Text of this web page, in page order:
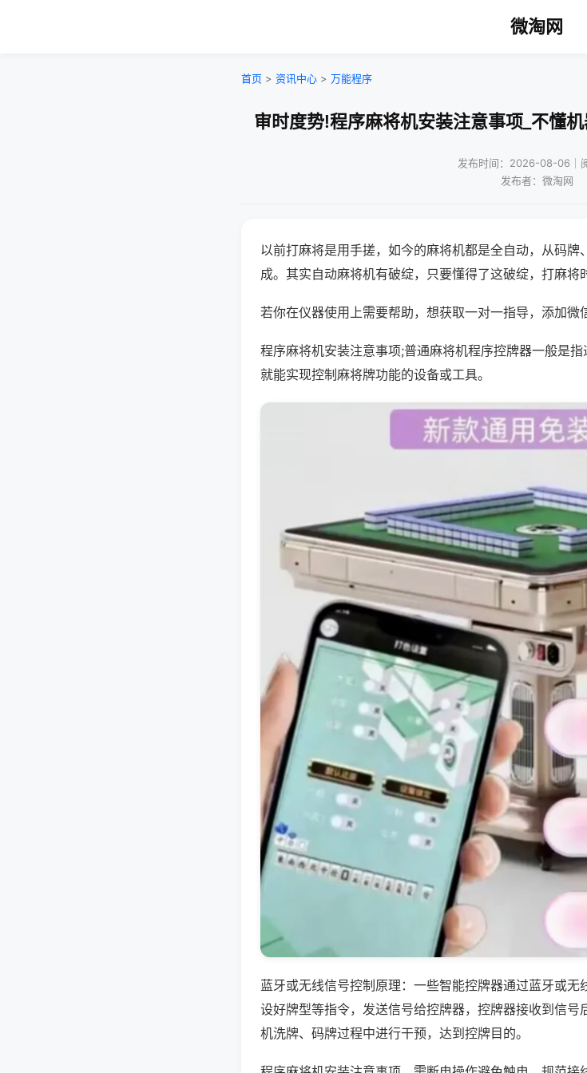
微淘网
首页 > 资讯中心 > 万能程序
审时度势!程序麻将机安装注意事项_不懂
发布时间：2026-08-06｜
发布者：微淘网
以前打麻将是用手搓，如今的麻将机都是全自动，从码
成。其实自动麻将机有破绽，只要懂得了这破绽，打麻将
若你在仪器使用上需要帮助，想获取一对一指导，添加微
程序麻将机安装注意事项;普通麻将机程序控牌器一般是
就能实现控制麻将牌功能的设备或工具。
蓝牙或无线信号控制原理：一些智能控牌器通过蓝牙或
设好牌型等指令，发送信号给控牌器，控牌器接收到信
机洗牌、码牌过程中进行干预，达到控牌目的。